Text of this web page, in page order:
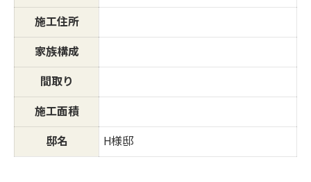
施工住所
家族構成
間取り
施工面積
邸名 H様邸